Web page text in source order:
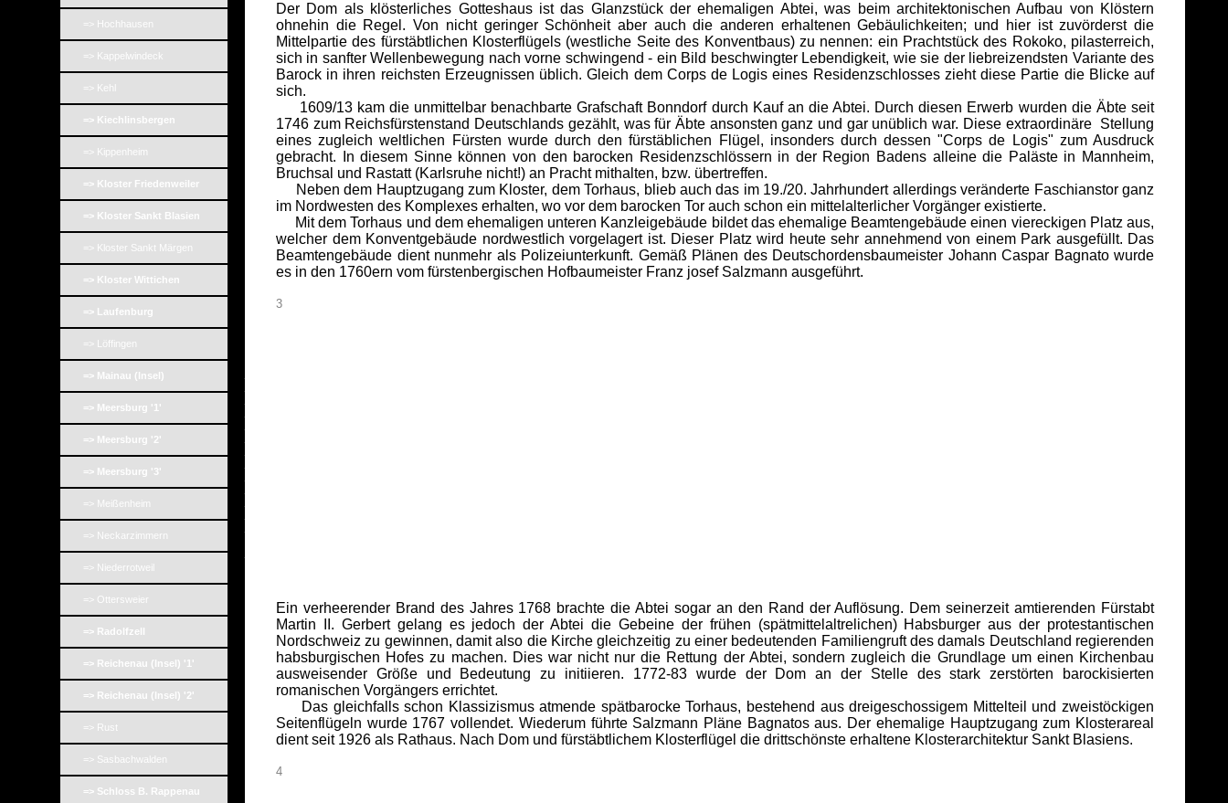
=> Hochhausen
=> Kappelwindeck
=> Kehl
=> Kiechlinsbergen
=> Kippenheim
=> Kloster Friedenweiler
=> Kloster Sankt Blasien
=> Kloster Sankt Märgen
=> Kloster Wittichen
=> Laufenburg
=> Löffingen
=> Mainau (Insel)
=> Meersburg '1'
=> Meersburg '2'
=> Meersburg '3'
=> Meißenheim
=> Neckarzimmern
=> Niederrotweil
=> Ottersweier
=> Radolfzell
=> Reichenau (Insel) '1'
=> Reichenau (Insel) '2'
=> Rust
=> Sasbachwalden
=> Schloss B. Rappenau
Der Dom als klösterliches Gotteshaus ist das Glanzstück der ehemaligen Abtei, was beim architektonischen Aufbau von Klöstern
ohnehin die Regel. Von nicht geringer Schönheit aber auch die anderen erhaltenen Gebäulichkeiten; und hier ist zuvörderst die
Mittelpartie des fürstäbtlichen Klosterflügels (westliche Seite des Konventbaus) zu nennen: ein Prachtstück des Rokoko, pilasterreich,
sich in sanfter Wellenbewegung nach vorne schwingend - ein Bild beschwingter Lebendigkeit, wie sie der liebreizendsten Variante des
Barock in ihren reichsten Erzeugnissen üblich. Gleich dem Corps de Logis eines Residenzschlosses zieht diese Partie die Blicke auf
sich.
1609/13 kam die unmittelbar benachbarte Grafschaft Bonndorf durch Kauf an die Abtei. Durch diesen Erwerb wurden die Äbte seit
1746 zum Reichsfürstenstand Deutschlands gezählt, was für Äbte ansonsten ganz und gar unüblich war. Diese extraordinäre Stellung
eines zugleich weltlichen Fürsten wurde durch den fürstäblichen Flügel, insonders durch dessen "Corps de Logis" zum Ausdruck
gebracht. In diesem Sinne können von den barocken Residenzschlössern in der Region Badens alleine die Paläste in Mannheim,
Bruchsal und Rastatt (Karlsruhe nicht!) an Pracht mithalten, bzw. übertreffen.
Neben dem Hauptzugang zum Kloster, dem Torhaus, blieb auch das im 19./20. Jahrhundert allerdings veränderte Faschianstor ganz
im Nordwesten des Komplexes erhalten, wo vor dem barocken Tor auch schon ein mittelalterlicher Vorgänger existierte.
Mit dem Torhaus und dem ehemaligen unteren Kanzleigebäude bildet das ehemalige Beamtengebäude einen viereckigen Platz aus,
welcher dem Konventgebäude nordwestlich vorgelagert ist. Dieser Platz wird heute sehr annehmend von einem Park ausgefüllt. Das
Beamtengebäude dient nunmehr als Polizeiunterkunft. Gemäß Plänen des Deutschordensbaumeister Johann Caspar Bagnato wurde
es in den 1760ern vom fürstenbergischen Hofbaumeister Franz josef Salzmann ausgeführt.
3
Ein verheerender Brand des Jahres 1768 brachte die Abtei sogar an den Rand der Auflösung. Dem seinerzeit amtierenden Fürstabt
Martin II. Gerbert gelang es jedoch der Abtei die Gebeine der frühen (spätmittelaltrelichen) Habsburger aus der protestantischen
Nordschweiz zu gewinnen, damit also die Kirche gleichzeitig zu einer bedeutenden Familiengruft des damals Deutschland regierenden
habsburgischen Hofes zu machen. Dies war nicht nur die Rettung der Abtei, sondern zugleich die Grundlage um einen Kirchenbau
ausweisender Größe und Bedeutung zu initiieren. 1772-83 wurde der Dom an der Stelle des stark zerstörten barockisierten
romanischen Vorgängers errichtet.
Das gleichfalls schon Klassizismus atmende spätbarocke Torhaus, bestehend aus dreigeschossigem Mittelteil und zweistöckigen
Seitenflügeln wurde 1767 vollendet. Wiederum führte Salzmann Pläne Bagnatos aus. Der ehemalige Hauptzugang zum Klosterareal
dient seit 1926 als Rathaus. Nach Dom und fürstäbtlichem Klosterflügel die drittschönste erhaltene Klosterarchitektur Sankt Blasiens.
4